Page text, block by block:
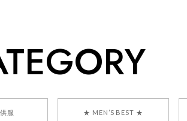
服 ★ MEN’S BEST ★